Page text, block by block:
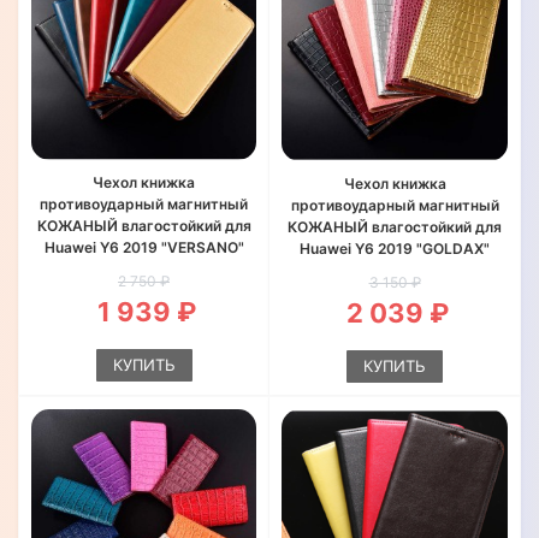
Чехол книжка
противоударный магнитный
КОЖАНЫЙ влагостойкий для
Huawei Y6 2019 "VERSANO"
2 750 ₽
1 939 ₽
КУПИТЬ
Чехол книжка
противоударный магнитный
КОЖАНЫЙ влагостойкий для
Huawei Y6 2019 "GOLDAX"
3 150 ₽
2 039 ₽
КУПИТЬ